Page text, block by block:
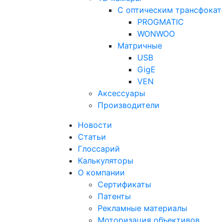
С оптическим
PROGMATIC
WONWOO
Матричные
USB
GigE
VEN
Аксессуары
Производители
Новости
Статьи
Глоссарий
Калькуляторы
О компании
Сертификаты
Патенты
Рекламные материалы
Моторизация объективов